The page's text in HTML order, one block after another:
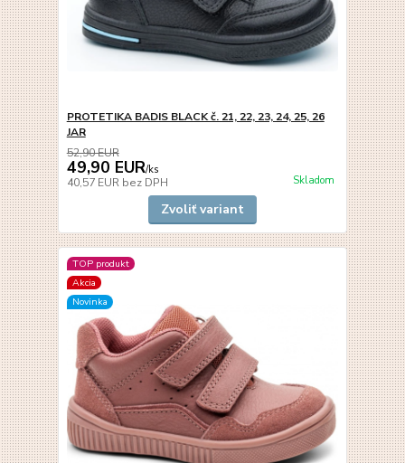
PROTETIKA BADIS BLACK č. 21, 22, 23, 24, 25, 26
JAR
52,90 EUR
49,90 EUR/ks
40,57 EUR bez DPH Skladom
Zvoliť variant
TOP produkt
Akcia
Novinka